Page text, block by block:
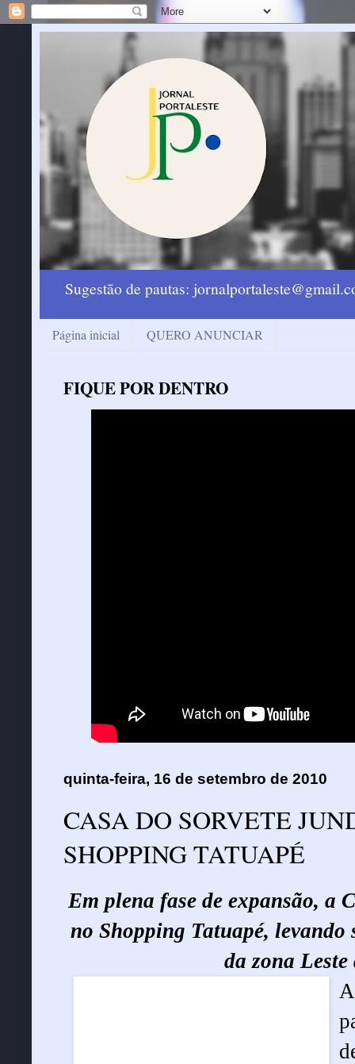
Sugestão de pautas:
Página inicial QUERO ANUNCIAR
FIQUE POR DENTRO
quinta-feira, 16 de setembro de 2010
CASA DO SORVETE
SHOPPING TATUAPÉ
Em plena fase de expansão, a
no Shopping Tatuapé,
da zona